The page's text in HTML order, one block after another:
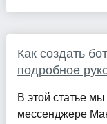
Как создать
подробное
В этой статье
мессенджере